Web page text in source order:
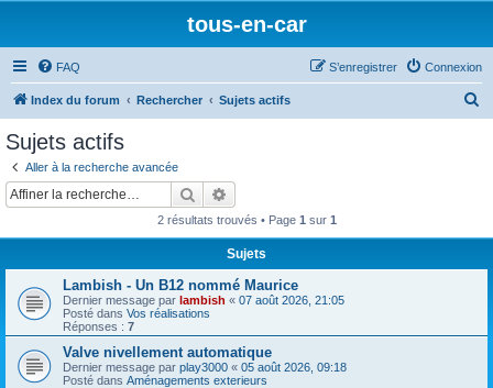
tous-en-car
FAQ Connexion
S’enregistrer
Index du forum Rechercher Sujets actifs
r
Sujets actifs
Aller à la recherche avancée
Rechercher
2 résultats trouvés • Page 1 sur 1
Sujets
Lambish - Un B12 nommé Maurice
Dernier message par lambish « 07 août 2026, 21:05
Posté dans Vos réalisations
Réponses : 7
Valve nivellement automatique
Dernier message par play3000 « 05 août 2026, 09:18
Posté dans Aménagements exterieurs